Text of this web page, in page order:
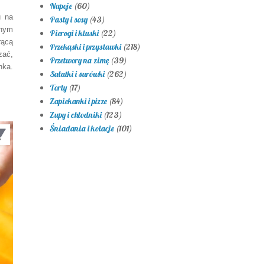
na
Napoje (60)
Pasty i sosy (43)
Pierogi i kluski (22)
Przekąski i przystawki (218)
Przetwory na zimę (39)
Sałatki i surówki (262)
Torty (17)
Zapiekanki i pizze (84)
Zupy i chłodniki (123)
Śniadania i kolacje (101)